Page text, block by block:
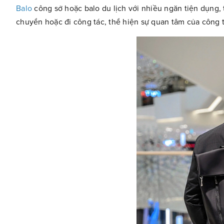
Balo công sở hoặc balo du lịch với nhiều ngăn tiện
chuyển hoặc đi công tác, thể hiện sự quan tâm của công